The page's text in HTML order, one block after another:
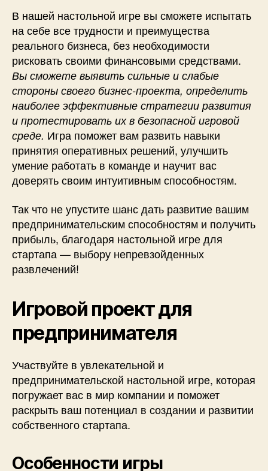
В нашей настольной игре вы сможете испытать
на себе все трудности и преимущества
реального бизнеса, без необходимости
рисковать своими финансовыми средствами.
Вы сможете выявить сильные и слабые
стороны своего бизнес-проекта, определить
наиболее эффективные стратегии развития
и протестировать их в безопасной игровой
среде. Игра поможет вам развить навыки
принятия оперативных решений, улучшить
умение работать в команде и научит вас
доверять своим интуитивным способностям.
Так что не упустите шанс дать развитие вашим
предпринимательским способностям и получить
прибыль, благодаря настольной игре для
стартапа — выбору непревзойденных
развлечений!
Игровой проект для
предпринимателя
Участвуйте в увлекательной и
предпринимательской настольной игре, которая
погружает вас в мир компании и поможет
раскрыть ваш потенциал в создании и развитии
собственного стартапа.
Особенности игры